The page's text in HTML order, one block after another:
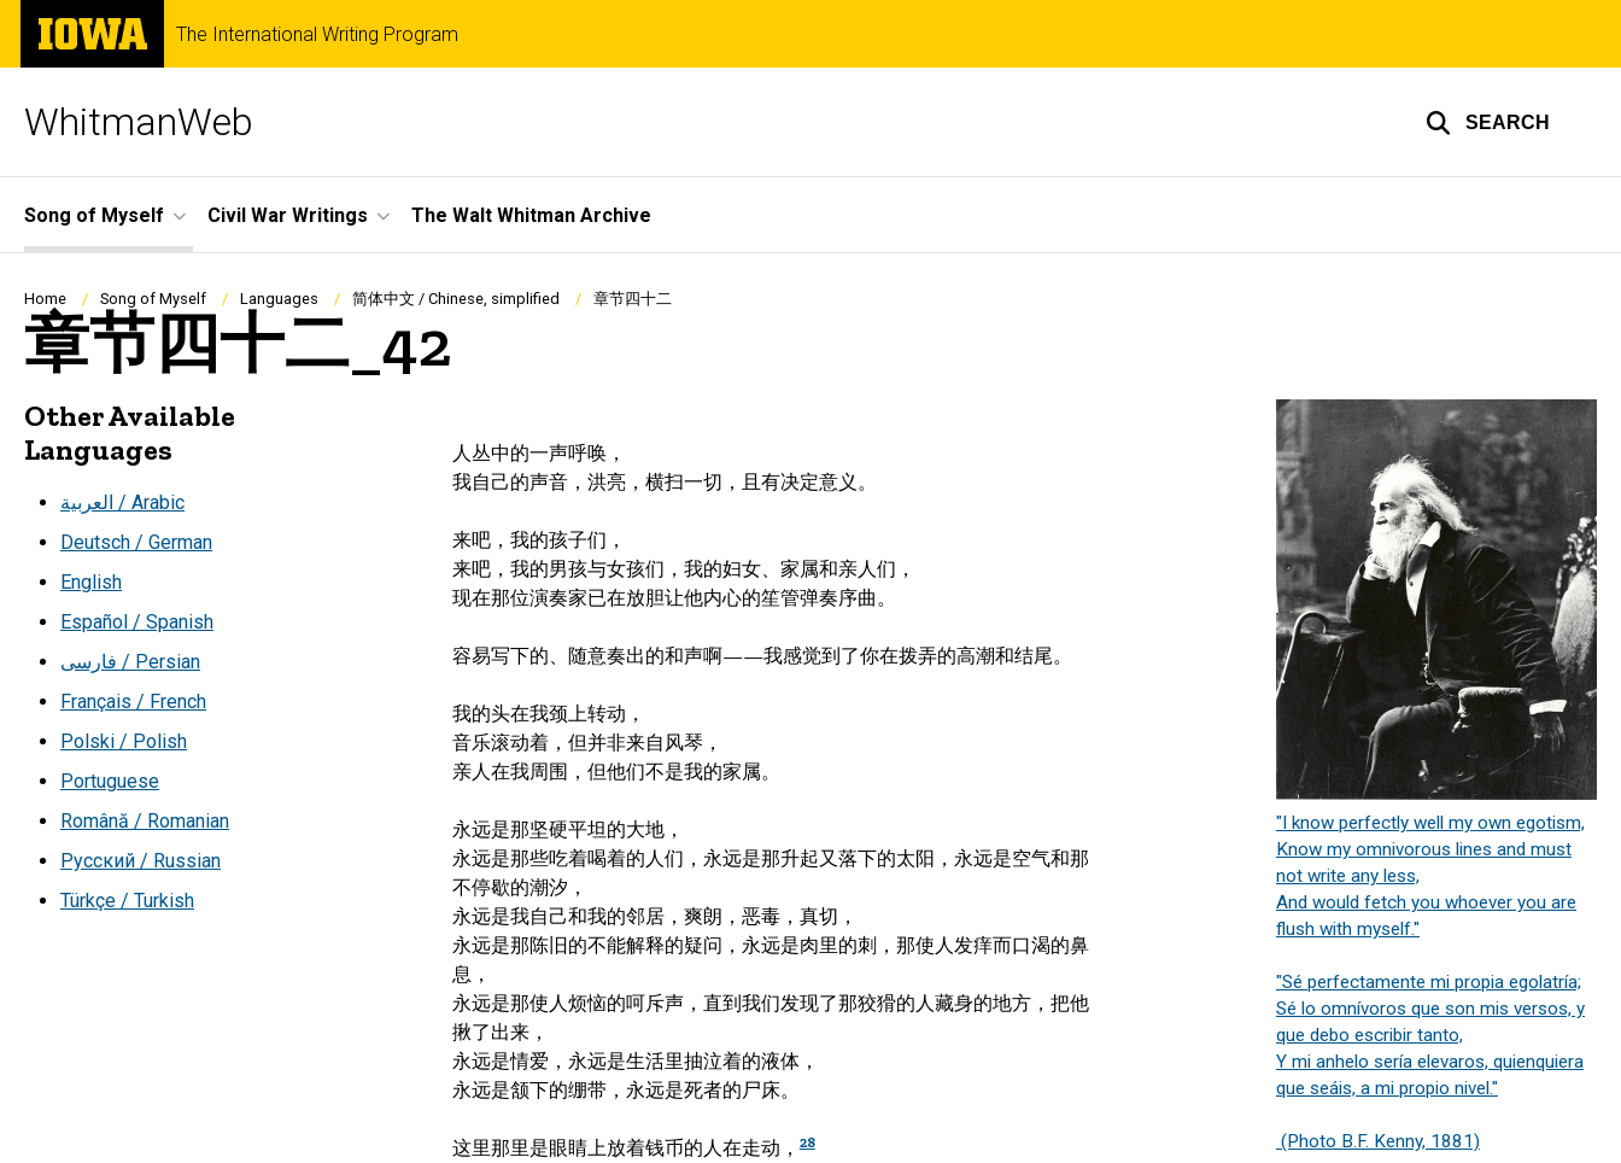
Skip
main
The
University
of
The International Writing Program
WhitmanWeb SEARCH
Site
Main
Navigation
Song of Myself Civil War Writings The Walt Whitman Archive
Breadcrumb
Home Song of Myself Languages 简体中文 / Chinese, simplified 章节四十二
章节四十二_42
Other Available
Languages
العربية / Arabic
Deutsch / German
English
Español / Spanish
فارسی / Persian
Français / French
Polski / Polish
Portuguese
Română / Romanian
Русский / Russian
Türkçe / Turkish
人丛中的一声呼唤，
我自己的声音，洪亮，横扫一切，且有决定意义。
来吧，我的孩子们，
来吧，我的男孩与女孩们，我的妇女、家属和亲人们，
现在那位演奏家已在放胆让他内心的笙管弹奏序曲。
容易写下的、随意奏出的和声啊——我感觉到了你在拨弄的高潮和结尾。
我的头在我颈上转动，
音乐滚动着，但并非来自风琴，
亲人在我周围，但他们不是我的家属。
永远是那坚硬平坦的大地，
永远是那些吃着喝着的人们，永远是那升起又落下的太阳，永远是空气和那
不停歇的潮汐，
永远是我自己和我的邻居，爽朗，恶毒，真切，
永远是那陈旧的不能解释的疑问，永远是肉里的刺，那使人发痒而口渴的鼻
息，
永远是那使人烦恼的呵斥声，直到我们发现了那狡猾的人藏身的地方，把他
揪了出来，
永远是情爱，永远是生活里抽泣着的液体，
永远是颔下的绷带，永远是死者的尸床。
这里那里是眼睛上放着钱币的人在走动，28
"I know perfectly well my own egotism,
Know my omnivorous lines and must
not write any less,
And would fetch you whoever you are
flush with myself."
"Sé perfectamente mi propia egolatría;
Sé lo omnívoros que son mis versos, y
que debo escribir tanto,
Y mi anhelo sería elevaros, quienquiera
que seáis, a mi propio nivel."
(Photo B.F. Kenny, 1881)